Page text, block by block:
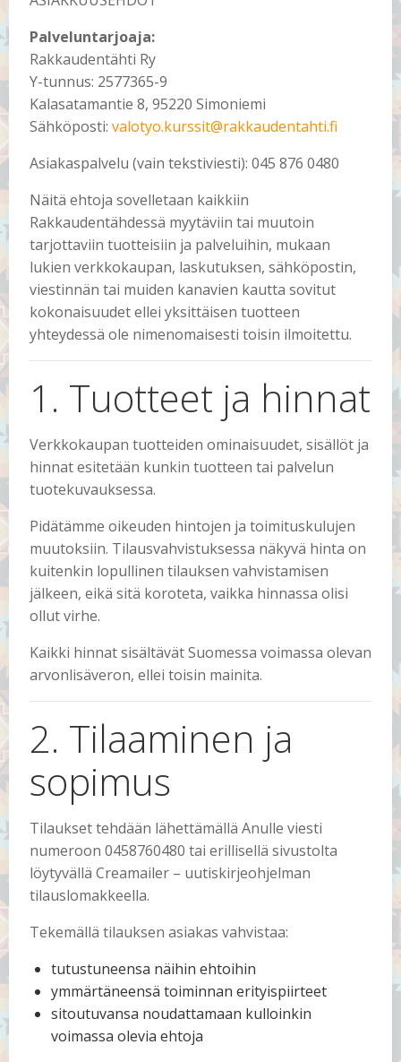
Palveluntarjoaja:
Rakkaudentähti Ry
Y-tunnus: 2577365-9
Kalasatamantie 8, 95220 Simoniemi
Sähköposti: valotyo.kurssit@rakkaudentahti.fi
Asiakaspalvelu (vain tekstiviesti): 045 876 0480
Näitä ehtoja sovelletaan kaikkiin
Rakkaudentähdessä myytäviin tai muutoin
tarjottaviin tuotteisiin ja palveluihin, mukaan
lukien verkkokaupan, laskutuksen, sähköpostin,
viestinnän tai muiden kanavien kautta sovitut
kokonaisuudet ellei yksittäisen tuotteen
yhteydessä ole nimenomaisesti toisin ilmoitettu.
1. Tuotteet ja hinnat
Verkkokaupan tuotteiden ominaisuudet, sisällöt ja
hinnat esitetään kunkin tuotteen tai palvelun
tuotekuvauksessa.
Pidätämme oikeuden hintojen ja toimituskulujen
muutoksiin. Tilausvahvistuksessa näkyvä hinta on
kuitenkin lopullinen tilauksen vahvistamisen
jälkeen, eikä sitä koroteta, vaikka hinnassa olisi
ollut virhe.
Kaikki hinnat sisältävät Suomessa voimassa olevan
arvonlisäveron, ellei toisin mainita.
2. Tilaaminen ja
sopimus
Tilaukset tehdään lähettämällä Anulle viesti
numeroon 0458760480 tai erillisellä sivustolta
löytyvällä Creamailer – uutiskirjeohjelman
tilauslomakkeella.
Tekemällä tilauksen asiakas vahvistaa:
tutustuneensa näihin ehtoihin
ymmärtäneensä toiminnan erityispiirteet
sitoutuvansa noudattamaan kulloinkin
voimassa olevia ehtoja